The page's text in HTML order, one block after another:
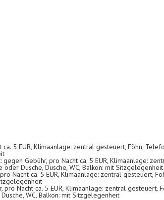
5 EUR, Klimaanlage: zentral gesteuert, Föhn,
Gebühr, pro Nacht ca. 5 EUR, Klimaanlage:
oder Dusche, Dusche, WC, Balkon: mit Sitzgelegenheit
Nacht ca. 5 EUR, Klimaanlage: zentral gesteuert,
Nacht ca. 5 EUR, Klimaanlage: zentral gesteuert,
WC, Balkon: mit Sitzgelegenheit